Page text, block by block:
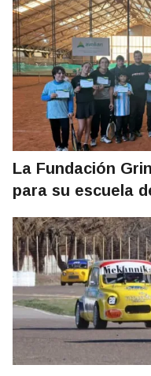
La Fundación
para su escuela